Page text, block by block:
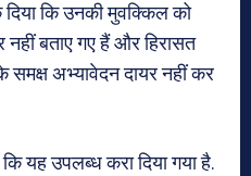
दिया कि उनकी मुवक्किल को
बताए गए हैं और हिरासत
अभ्यावेदन दायर नहीं कर
यह उपलब्ध करा दिया गया है.